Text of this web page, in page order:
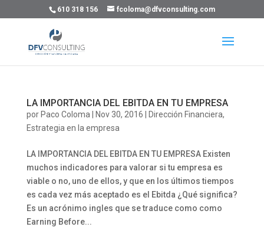
610 318 156 fcoloma@dfvconsulting.com
LA IMPORTANCIA DEL EBITDA EN TU EMPRESA
por Paco Coloma Nov 30, 2016 Dirección Financiera,
Estrategia en la empresa
LA IMPORTANCIA DEL EBITDA EN TU EMPRESA Existen
muchos indicadores para valorar si tu empresa es
viable o no, uno de ellos, y que en los últimos tiempos
es cada vez más aceptado es el Ebitda ¿Qué significa?
Es un acrónimo ingles que se traduce como como
Earning Before...